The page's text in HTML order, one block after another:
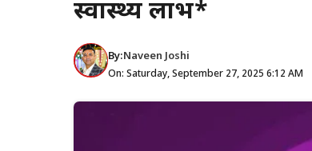
स्वास्थ्य लाभ*
By:Naveen Joshi
On: Saturday, September 27, 2025 6:12 AM